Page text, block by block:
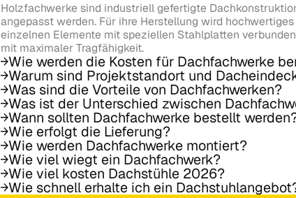
Holzfachwerke sind industriell gefertigte
angepasst werden. Für ihre Herstellung wird
einzelnen Elemente mit speziellen Stahlplatten
mit maximaler Tragfähigkeit.
Wie werden die Kosten für Dachfachwerke
Warum sind Projektstandort und
Was sind die Vorteile von Dachfachwerken?
Was ist der Unterschied zwischen
Wann sollten Dachfachwerke bestellt
Wie erfolgt die Lieferung?
Wie werden Dachfachwerke montiert?
Wie viel wiegt ein Dachfachwerk?
Wie viel kosten Dachstühle 2026?
Wie schnell erhalte ich ein